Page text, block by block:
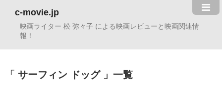
c-movie.jp
映画ライター 松 弥々子 による映画レビューと映画関連情
報！
サーフィン ドッグ 一覧